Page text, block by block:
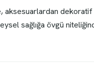
sağlığa övgü